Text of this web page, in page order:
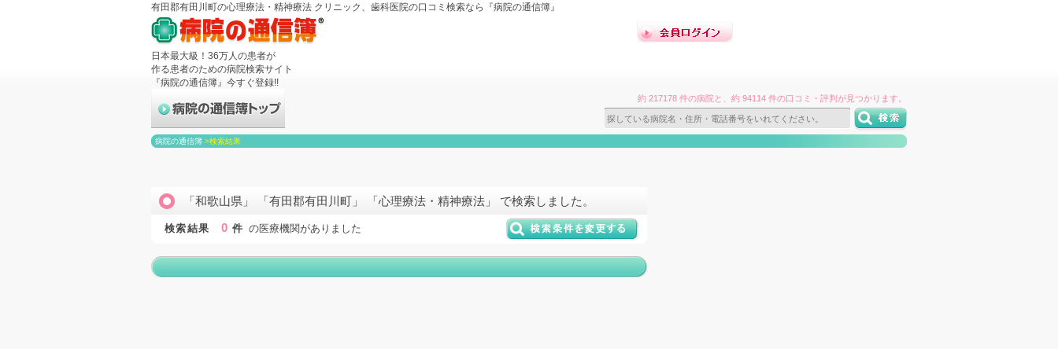
有田郡有田川町の心理療法・精神療法 クリニック、歯科医院の口コミ検索なら『病院の通信簿』
日本最大級！36万人の患者が
作る患者のための病院検索サイト
『病院の通信簿』今すぐ登録!!
約 217178 件の病院と、約 94114 件の口コミ・評判が見つかります。
病院の通信簿 >検索結果
「和歌山県」 「有田郡有田川町」 「心理療法・精神療法」 で検索しました。
検索結果 0 件 の医療機関がありました